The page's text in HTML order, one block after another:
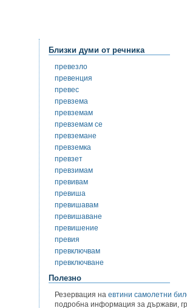
Близки думи от речника
превезло
превенция
превес
превзема
превземам
превземам се
превземане
превземка
превзет
превзимам
превивам
превиша
превишавам
превишаване
превишение
превия
превключвам
превключване
Полезно
Резервация на евтини самолетни
подробна информация за държави,